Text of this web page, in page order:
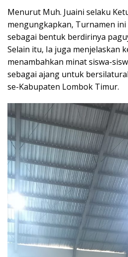
Menurut Muh. Juaini selaku
mengungkapkan, Turnamen ini
sebagai bentuk berdirinya
Selain itu, Ia juga menjelaskan
menambahkan minat siswa-
sebagai ajang untuk
se-Kabupaten Lombok Timur.